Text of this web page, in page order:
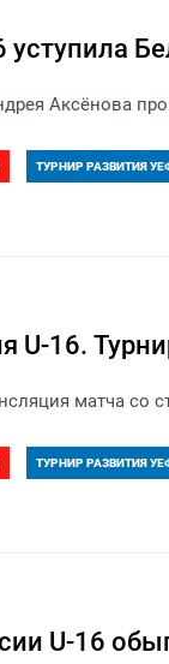
Аксёнова
ТУРНИР РАЗВИТИЯ
U-16.
матча со
ТУРНИР РАЗВИТИЯ
U-16